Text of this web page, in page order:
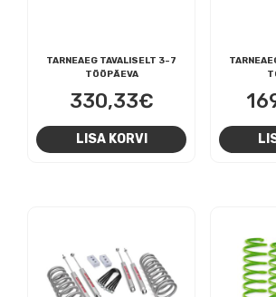
TARNEAEG TAVALISELT 3-7
TÖÖPÄEVA
330,33€
LISA KORVI